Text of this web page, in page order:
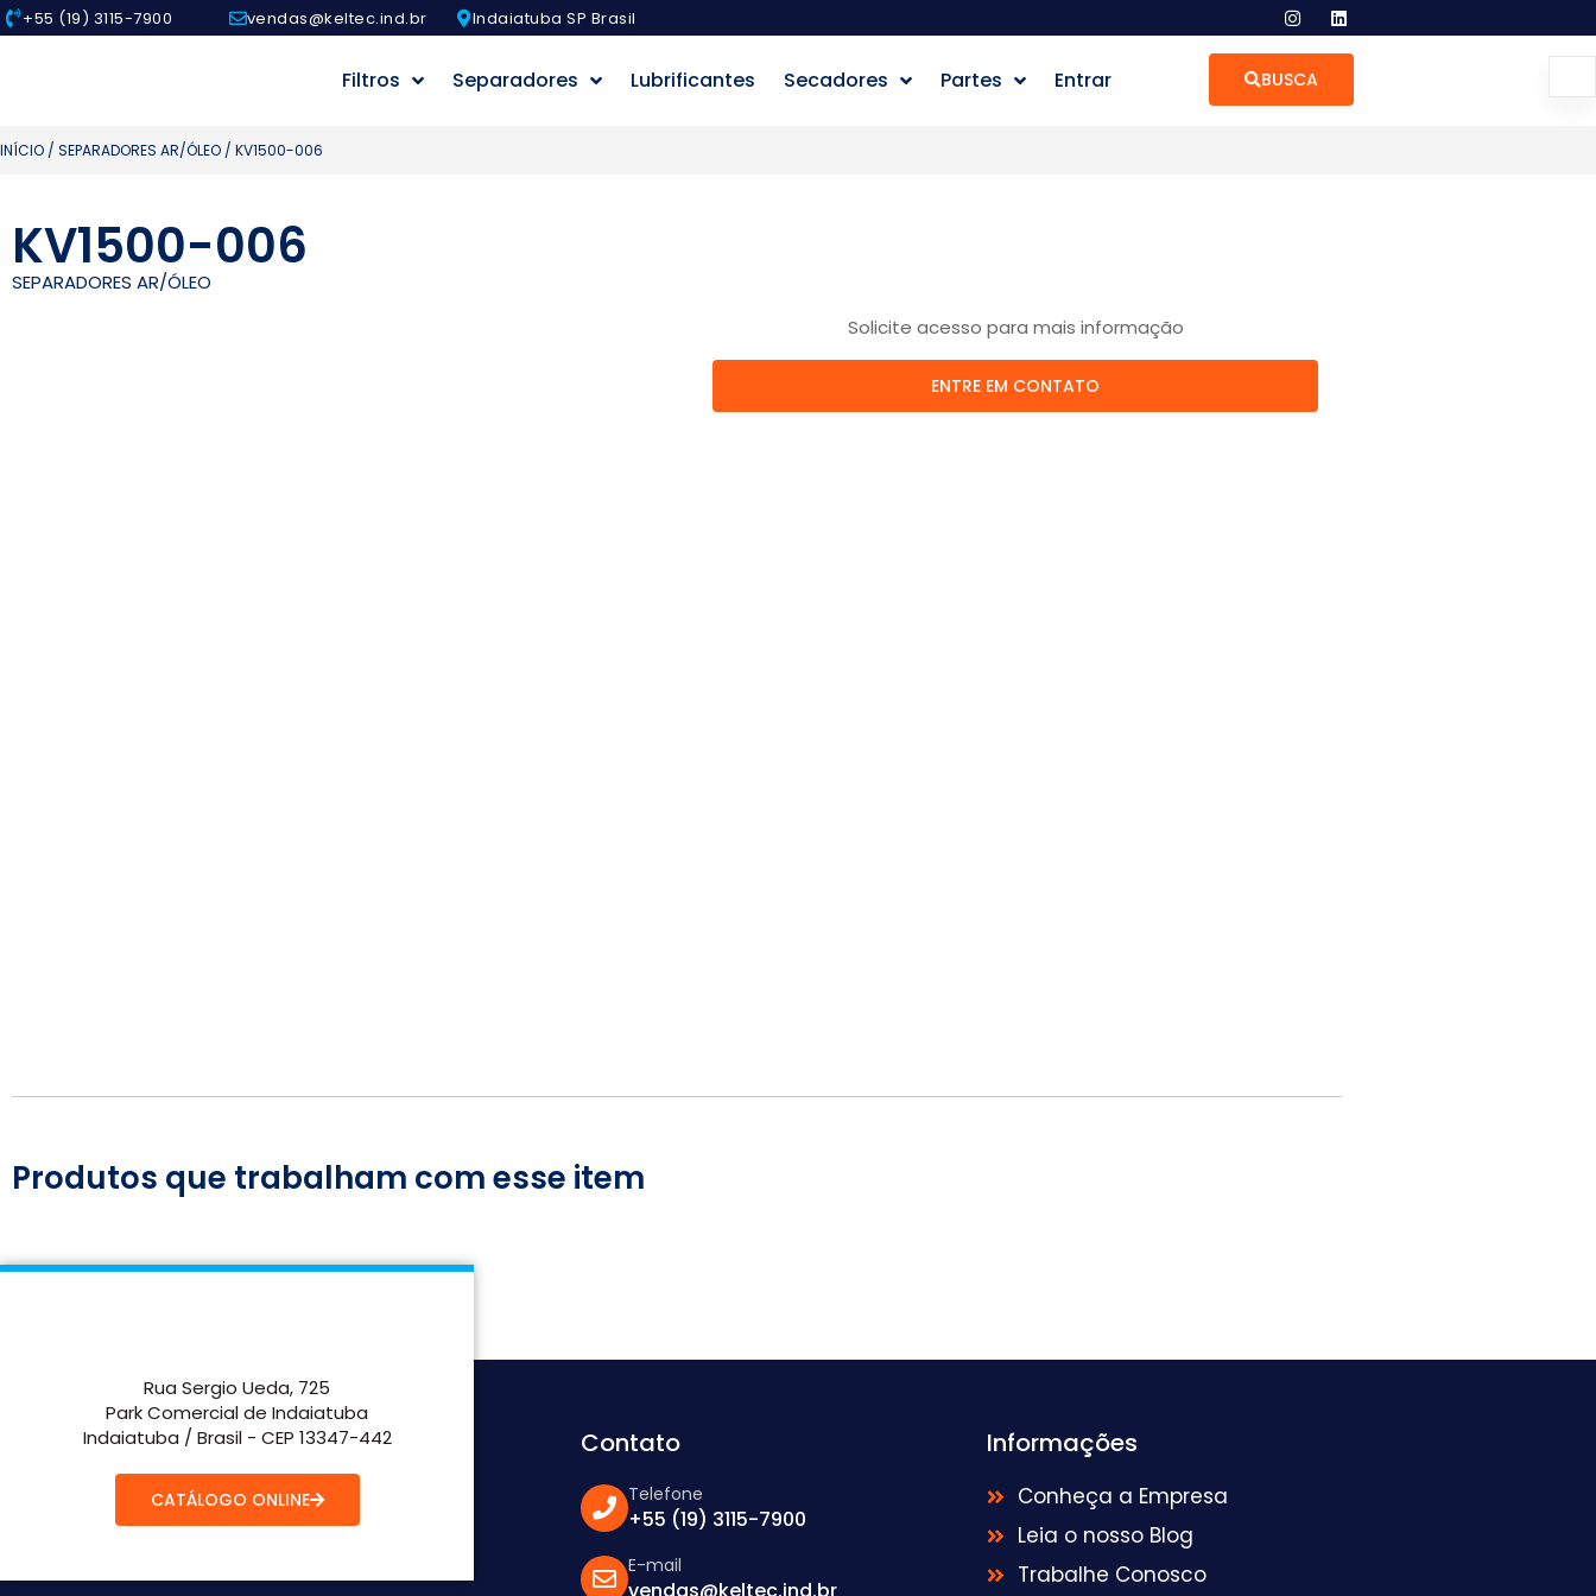
+55 (19) 3115-7900 vendas@keltec.ind.br Indaiatuba SP Brasil
Filtros Separadores Lubrificantes Secadores Partes Entrar BUSCA
INÍCIO / SEPARADORES AR/ÓLEO / KV1500-006
KV1500-006
SEPARADORES AR/ÓLEO
Solicite acesso para mais informação
ENTRE EM CONTATO
Produtos que trabalham com esse item
Rua Sergio Ueda, 725
Park Comercial de Indaiatuba
Indaiatuba / Brasil - CEP 13347-442
CATÁLOGO ONLINE
Contato
Telefone
+55 (19) 3115-7900
E-mail
Informações
Conheça a Empresa
Leia o nosso Blog
Trabalhe Conosco